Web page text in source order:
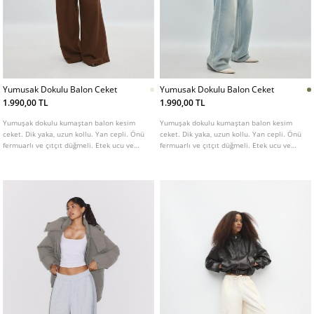
Yumusak Dokulu Balon Ceket
1.990,00 TL
Yumuşak dokulu kumaştan balon kesim
ceket. Dik yaka, uzun kollu. Yan cepli. Önü
fermuarlı ve çıtçıt düğmeli. Etek ucu ve
Yumusak Dokulu Balon Ceket
1.990,00 TL
Yumuşak dokulu kumaştan balon kesim
ceket. Dik yaka, uzun kollu. Yan cepli. Önü
fermuarlı ve çıtçıt düğmeli. Etek ucu ve